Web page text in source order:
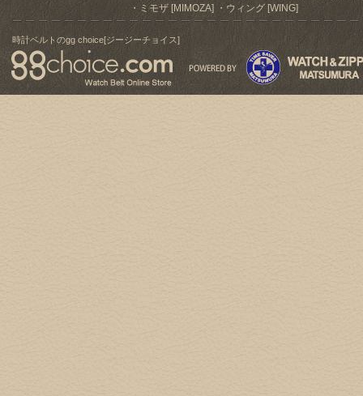
ミモザ [MIMOZA]
ウィング [WING]
時計ベルトのgg choice[ジージーチョイス]